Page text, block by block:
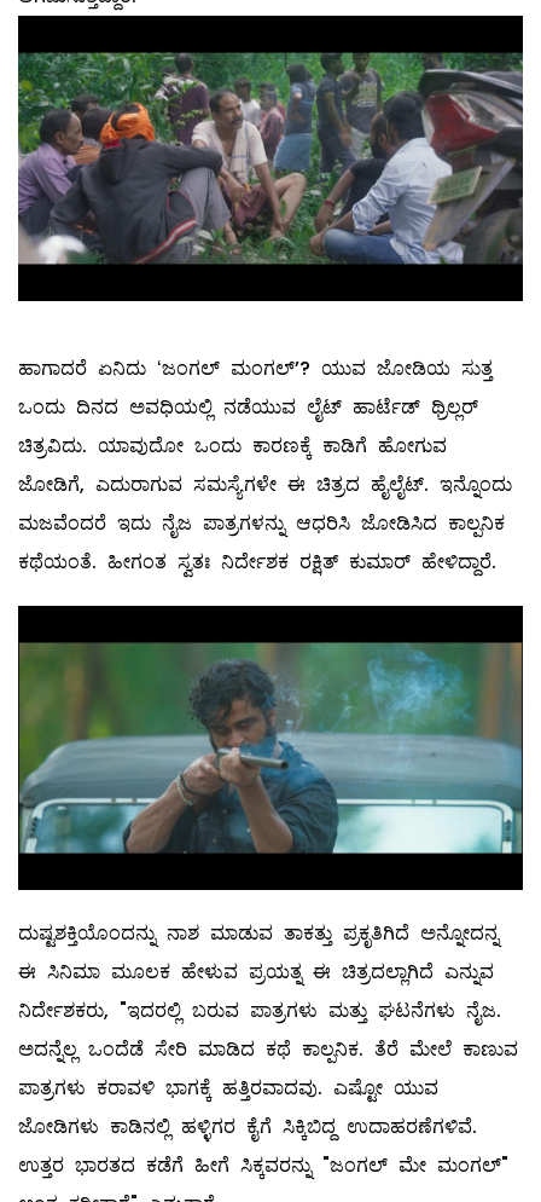
ಹಾಗಾದರೆ ಏನಿದು ʻಜಂಗಲ್‌ ಮಂಗಲ್‌ʼ? ಯುವ ಜೋಡಿಯ ಸುತ್ತ
ಒಂದು ದಿನದ ಅವಧಿಯಲ್ಲಿ ನಡೆಯುವ ಲೈಟ್‌ ಹಾರ್ಟೆಡ್‌ ಥ್ರಿಲ್ಲರ್‌
ಚಿತ್ರವಿದು. ಯಾವುದೋ ಒಂದು ಕಾರಣಕ್ಕೆ ಕಾಡಿಗೆ ಹೋಗುವ
ಜೋಡಿಗೆ, ಎದುರಾಗುವ ಸಮಸ್ಯೆಗಳೇ ಈ ಚಿತ್ರದ ಹೈಲೈಟ್‌. ಇನ್ನೊಂದು
ಮಜವೆಂದರೆ ಇದು ನೈಜ ಪಾತ್ರಗಳನ್ನು ಆಧರಿಸಿ ಜೋಡಿಸಿದ ಕಾಲ್ಪನಿಕ
ಕಥೆಯಂತೆ. ಹೀಗಂತ ಸ್ವತಃ ನಿರ್ದೇಶಕ ರಕ್ಷಿತ್‌ ಕುಮಾರ್‌ ಹೇಳಿದ್ದಾರೆ.
ದುಷ್ಟಶಕ್ತಿಯೊಂದನ್ನು ನಾಶ ಮಾಡುವ ತಾಕತ್ತು ಪ್ರಕೃತಿಗಿದೆ ಅನ್ನೋದನ್ನ
ಈ ಸಿನಿಮಾ ಮೂಲಕ ಹೇಳುವ ಪ್ರಯತ್ನ ಈ ಚಿತ್ರದಲ್ಲಾಗಿದೆ ಎನ್ನುವ
ನಿರ್ದೇಶಕರು, "ಇದರಲ್ಲಿ ಬರುವ ಪಾತ್ರಗಳು ಮತ್ತು ಘಟನೆಗಳು ನೈಜ.
ಅದನ್ನೆಲ್ಲ ಒಂದೆಡೆ ಸೇರಿ ಮಾಡಿದ ಕಥೆ ಕಾಲ್ಪನಿಕ. ತೆರೆ ಮೇಲೆ ಕಾಣುವ
ಪಾತ್ರಗಳು ಕರಾವಳಿ ಭಾಗಕ್ಕೆ ಹತ್ತಿರವಾದವು. ಎಷ್ಟೋ ಯುವ
ಜೋಡಿಗಳು ಕಾಡಿನಲ್ಲಿ ಹಳ್ಳಿಗರ ಕೈಗೆ ಸಿಕ್ಕಿಬಿದ್ದ ಉದಾಹರಣೆಗಳಿವೆ.
ಉತ್ತರ ಭಾರತದ ಕಡೆಗೆ ಹೀಗೆ ಸಿಕ್ಕವರನ್ನು "ಜಂಗಲ್‌ ಮೇ ಮಂಗಲ್‌"